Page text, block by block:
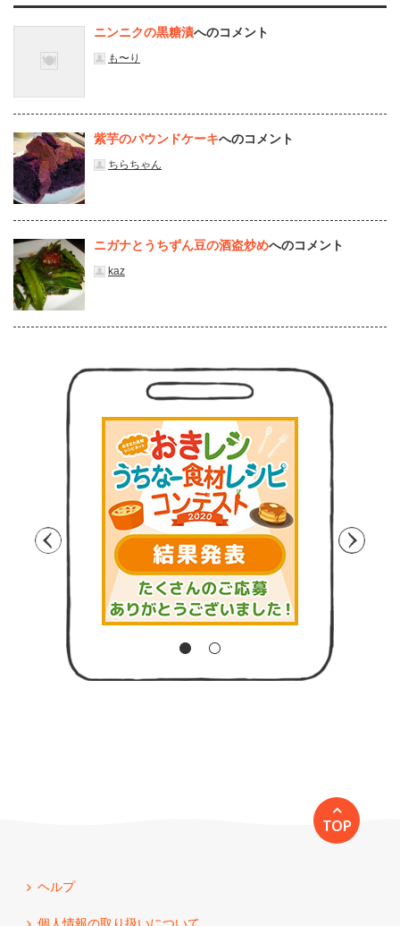
ニンニクの黒糖漬へのコメント
も〜り
紫芋のパウンドケーキへのコメント
ちらちゃん
ニガナとうちずん豆の酒盗炒めへのコメント
kaz
TOP
ヘルプ